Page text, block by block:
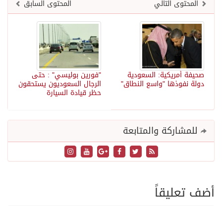
المحتوى السابق المحتوى التالي
"فورين بوليسي" : حتى
الرجال السعوديون يستحقون
حظر قيادة السيارة
صحيفة أمريكية: السعودية
دولة نفوذها "واسع النطاق"
للمشاركة والمتابعة
أضف تعليقاً